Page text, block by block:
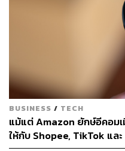
BUSINESS / TECH
แม้แต่ Amazon ยักษ์อีคอม
ให้กับ Shopee, TikTok และ